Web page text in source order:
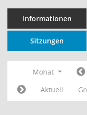
Informationen
Sitzungen
Monat
Aktuell